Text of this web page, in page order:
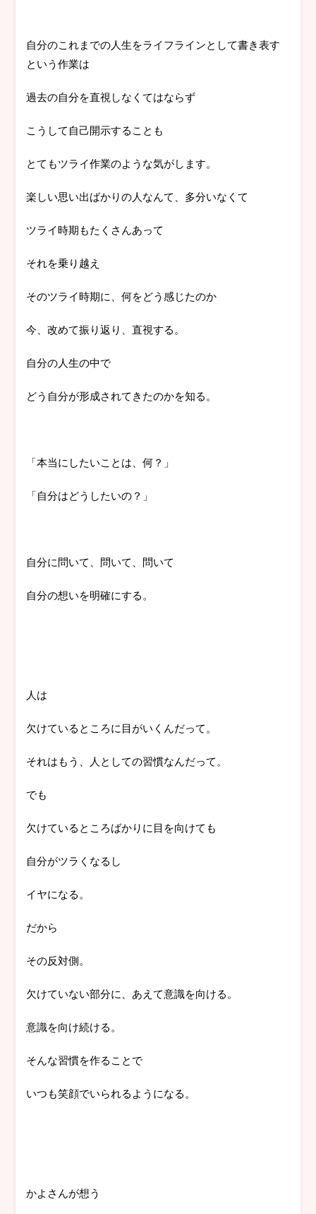
自分のこれまでの人生をライフラインとして書き表す
という作業は
過去の自分を直視しなくてはならず
こうして自己開示することも
とてもツライ作業のような気がします。
楽しい思い出ばかりの人なんて、多分いなくて
ツライ時期もたくさんあって
それを乗り越え
そのツライ時期に、何をどう感じたのか
今、改めて振り返り、直視する。
自分の人生の中で
どう自分が形成されてきたのかを知る。
「本当にしたいことは、何？」
「自分はどうしたいの？」
自分に問いて、問いて、問いて
自分の想いを明確にする。
人は
欠けているところに目がいくんだって。
それはもう、人としての習慣なんだって。
でも
欠けているところばかりに目を向けても
自分がツラくなるし
イヤになる。
だから
その反対側。
欠けていない部分に、あえて意識を向ける。
意識を向け続ける。
そんな習慣を作ることで
いつも笑顔でいられるようになる。
かよさんが想う